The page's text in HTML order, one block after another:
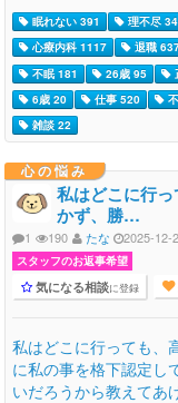
眠れない 391 理不尽
心療内科 1117
退職
不眠 181
26歳 95
6歳 20
仕事 520
雑談 22
心の悩み
私はどこに行
かず、勝…
1 190 たな 2025-12-
スタッフのお返事希望
気になる相談に登録
私はどこに行っても、
に私の事を格下認定し
いだろうから教えてあ